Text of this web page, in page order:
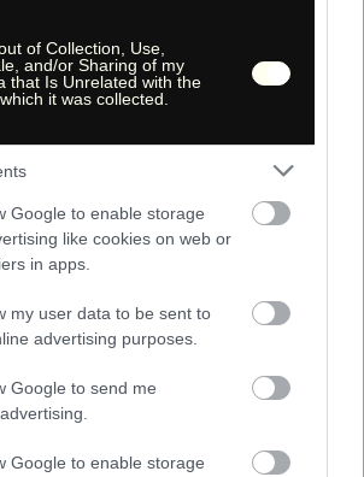
of Collection, Use,
and/or Sharing of my
that Is Unrelated with the
it was collected.
Google to enable storage
like cookies on web or
in apps.
my user data to be sent to
advertising purposes.
Google to send me
Google to enable storage
Topografie zu orientieren.
| Interactive hiking map
Karte entsperren